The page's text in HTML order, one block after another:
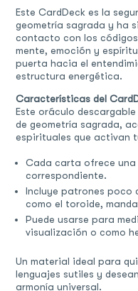
$
Este CardDeck es la
geometría sagrada y ha
contacto con los
mente, emoción y
puerta hacia el
estructura energética.
Características del
Este oráculo
de geometría sagrada,
espirituales que activan
Cada carta ofrece
correspondiente.
Incluye patrones poco
como el toroide,
Puede usarse para
visualización o como
Un material ideal para
lenguajes sutiles y
armonía universal.